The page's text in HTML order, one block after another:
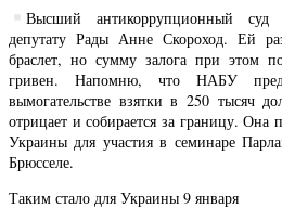
Высший антикоррупционный суд
депутату Рады Анне Скороход. Ей
браслет, но сумму залога при этом
гривен. Напомню, что НАБУ
вымогательстве взятки в 250 тысяч
отрицает и собирается за границу. Она
Украины для участия в семинаре
Брюсселе.
Таким стало для Украины 9 января